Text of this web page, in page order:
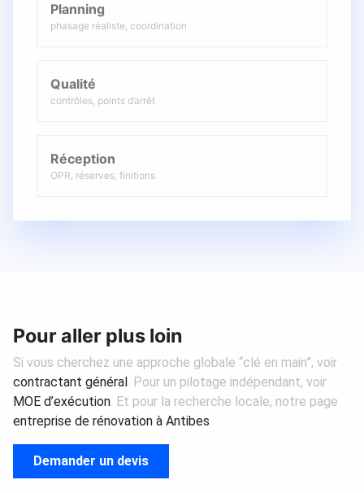
Planning
phasage réaliste, coordination
Qualité
contrôles, points d’arrêt
Réception
OPR, réserves, finitions
Pour aller plus loin
Si vous cherchez une approche globale “clé en main”, voir
contractant général . Pour un pilotage indépendant, voir
MOE d’exécution. Et pour la recherche locale, notre page
entreprise de rénovation à Antibes.
Demander un devis